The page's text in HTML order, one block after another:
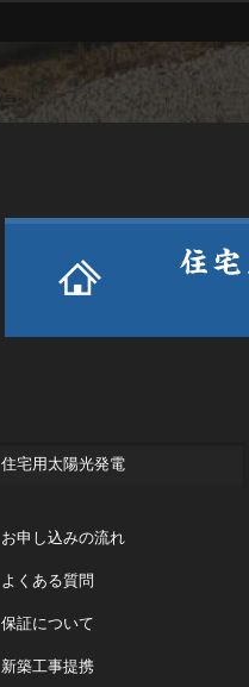
住宅用太陽光発電
お申し込みの流れ
よくある質問
保証について
新築工事提携